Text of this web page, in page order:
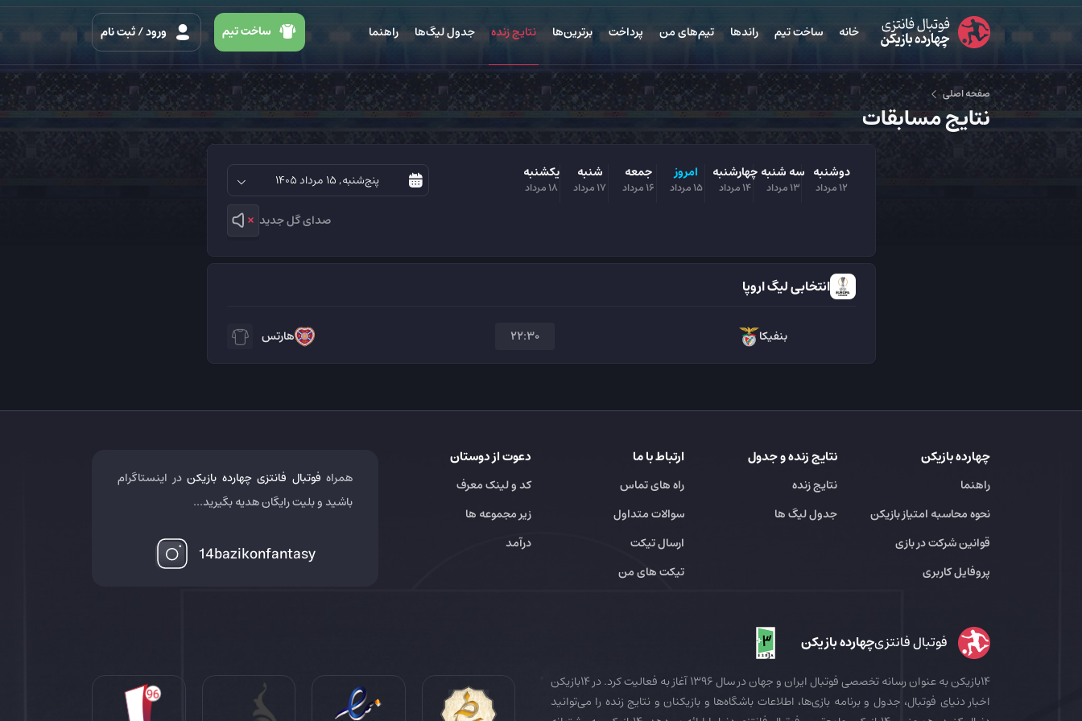
خانه ساخت تیم راندها تیم‌های من پرداخت برترین‌ها نتایج زنده جدول لیگ‌ها راهنما ساخت تیم ورود/ ثبت نام
صفحه اصلی
نتایج مسابقات
دوشنبه
12 مرداد
سه شنبه
13 مرداد
چهارشنبه
14 مرداد
امروز
15 مرداد
جمعه
16 مرداد
شنبه
17 مرداد
یکشنبه
18 مرداد
صدای گل جدید
انتخابی لیگ اروپا
بنفیکا 22:30 هارتس
چهارده بازیکن
راهنما
نحوه محاسبه امتیاز بازیکن
قوانین شرکت در بازی
پروفایل کاربری
نتایج زنده و جدول
نتایج زنده
جدول لیگ ها
ارتباط با ما
راه های تماس
سوالات متداول
ارسال تیکت
تیکت های من
دعوت از دوستان
کد و لینک معرف
زیر مجموعه ها
درآمد
همراه فوتبال فانتزی چهارده بازیکن در اینستاگرام
باشید و بلیت رایگان هدیه بگیرید...
14bazikonfantasy
فوتبال فانتزیچهارده بازیکن
14بازیکن به عنوان رسانه تخصصی فوتبال ایران و جهان در سال 1396 آغاز به فعالیت کرد. در 14بازیکن
اخبار دنیای فوتبال، جدول و برنامه بازی‌ها، اطلاعات باشگاه‌ها و بازیکنان و نتایج زنده را می‌توانید